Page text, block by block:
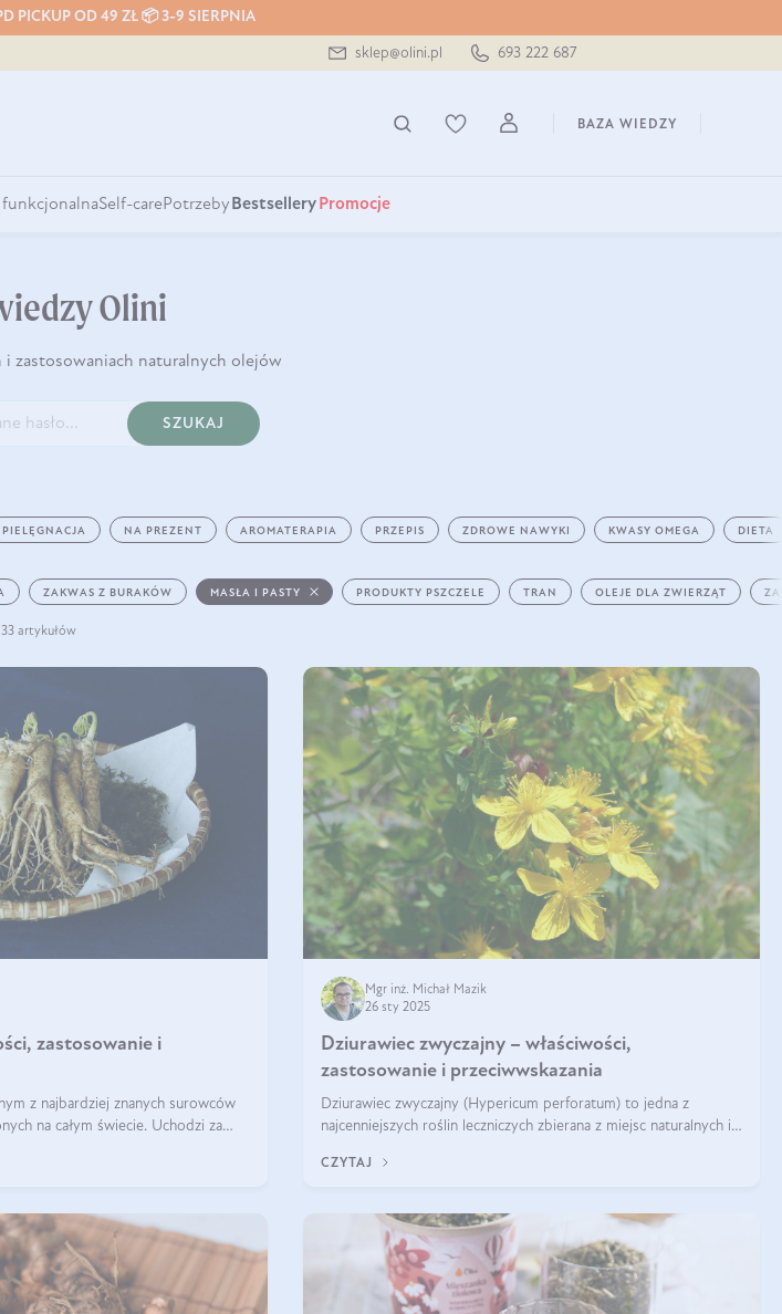
PICKUP OD 49 ZŁ 📦 3-9 SIERPNIA
sklep@olini.pl 693 222 687
BAZA WIEDZY
Self-carePotrzeby Bestsellery Promocje
Olini
i zastosowaniach naturalnych olejów
SZUKAJ
PIELĘGNACJA NA PREZENT AROMATERAPIA PRZEPIS ZDROWE NAWYKI KWASY OMEGA DIETA
ZAKWAS Z BURAKÓW MASŁA I PASTY PRODUKTY PSZCZELE TRAN OLEJE DLA ZWIERZĄT
33 artykułów
zastosowanie i
z najbardziej znanych surowców
na całym świecie. Uchodzi za
Mgr inż. Michał Mazik
26 sty 2025
Dziurawiec zwyczajny – właściwości,
zastosowanie i przeciwwskazania
Dziurawiec zwyczajny (Hypericum perforatum) to jedna z
najcenniejszych roślin leczniczych zbierana z miejsc naturalnych i
tysięcy lat. Była zal
CZYTAJ